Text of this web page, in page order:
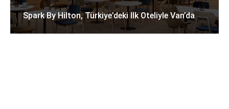
Spark By Hilton, Türkiye’deki Ilk Oteliyle Van’da